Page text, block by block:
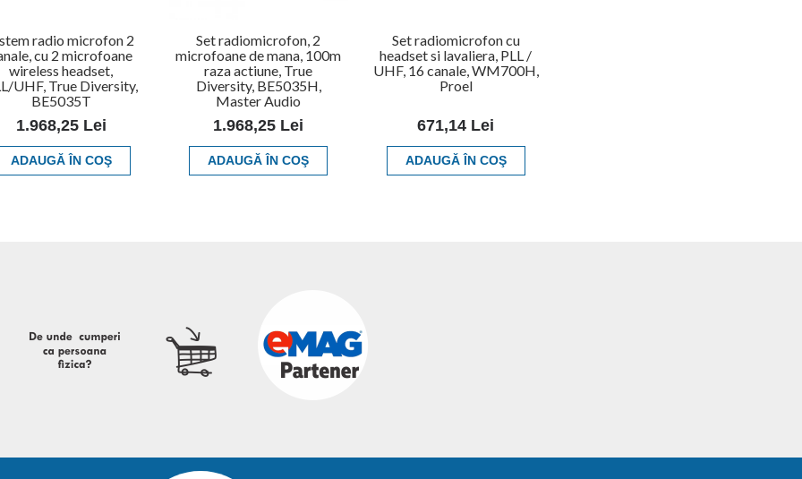
radio microfon 2
cu 2 microfoane
wireless headset,
UHF, True Diversity,
BE5035T
1.968,25 Lei
ADAUGĂ ÎN COŞ
Set radiomicrofon, 2
microfoane de mana, 100m
raza actiune, True
Diversity, BE5035H,
Master Audio
1.968,25 Lei
ADAUGĂ ÎN COŞ
Set radiomicrofon cu
headset si lavaliera, PLL /
UHF, 16 canale, WM700H,
Proel
671,14 Lei
ADAUGĂ ÎN COŞ